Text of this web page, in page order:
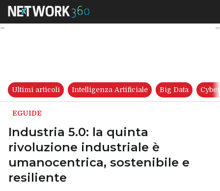
Industria 5.0: la quinta
Ultimi articoli Intelligenza Artificiale Big Data
EGUIDE
Industria 5.0: la quinta
rivoluzione industriale è
umanocentrica, sostenibile e
resiliente